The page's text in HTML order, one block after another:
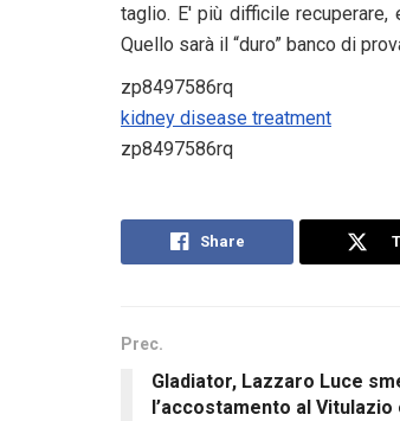
taglio. E' più difficile recuperare,
Quello sarà il “duro” banco di
zp8497586rq
kidney disease treatment
zp8497586rq
Share
Prec.
Gladiator, Lazzaro Luce
l’accostamento al Vitulazio